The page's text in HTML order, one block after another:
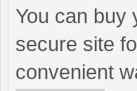
You can buy
secure site
convenient